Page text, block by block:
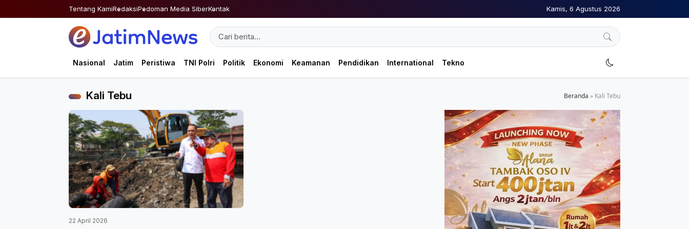
to
Tentang KamiRedaksiPedoman Media SiberKontak Kamis, 6 Agustus 2026
Nasional Jatim Peristiwa TNI Polri Politik Ekonomi Keamanan Pendidikan International Tekno
Kali Tebu Beranda » Kali Tebu
22 April 2026